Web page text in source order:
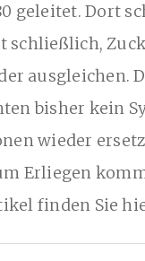
geleitet. Dort
ausgleichen.
bisher kein
wieder
Erliegen
finden Sie